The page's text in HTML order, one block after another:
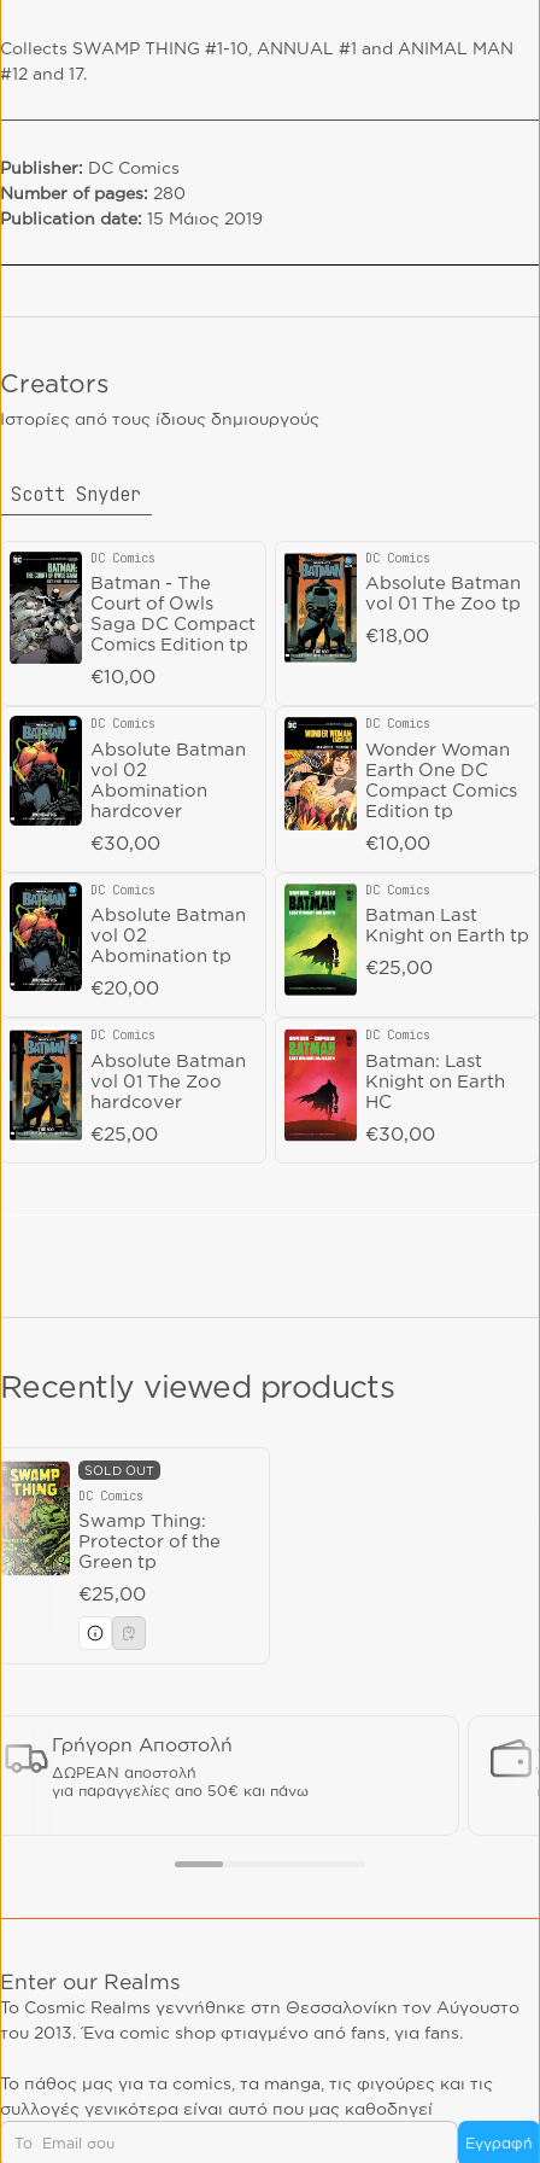
Collects SWAMP THING #1-10, ANNUAL #1 and ANIMAL MAN
#12 and 17.
Publisher: DC Comics
Number of pages: 280
Publication date: 15 Μάιος 2019
Creators
Ιστορίες από τους ίδιους δημιουργούς
Scott Snyder
Vendor:
DC Comics
Batman - The
Court of Owls
Saga DC Compact
Comics Edition tp
Regular price
€10,00
Vendor:
DC Comics
Absolute Batman
vol 01 The Zoo tp
Regular price
€18,00
Vendor:
DC Comics
Absolute Batman
vol 02
Abomination
hardcover
Regular price
€30,00
Vendor:
DC Comics
Wonder Woman
Earth One DC
Compact Comics
Edition tp
Regular price
€10,00
Vendor:
DC Comics
Absolute Batman
vol 02
Abomination tp
Regular price
€20,00
Vendor:
DC Comics
Batman Last
Knight on Earth tp
Regular price
€25,00
Vendor:
DC Comics
Absolute Batman
vol 01 The Zoo
hardcover
Regular price
€25,00
Vendor:
DC Comics
Batman: Last
Knight on Earth
HC
Regular price
€30,00
Recently viewed products
SOLD OUT
Vendor:
DC Comics
Swamp Thing:
Protector of the
Green tp
Regular price
€25,00
Γρήγορη Αποστολή
ΔΩΡΕΑΝ αποστολή
για παραγγελίες απο 50€ και πάνω
Enter our Realms
Το Cosmic Realms γεννήθηκε στη Θεσσαλονίκη τον Αύγουστο
του 2013. Ένα comic shop φτιαγμένο από fans, για fans.
Το πάθος μας για τα comics, τα manga, τις φιγούρες και τις
συλλογές γενικότερα είναι αυτό που μας καθοδηγεί
Email
Εγγραφή